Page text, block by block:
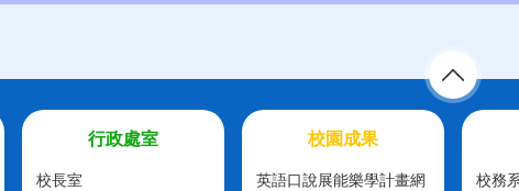
行政處室
校長室
校園成果
英語口說展能樂學計畫網
校務